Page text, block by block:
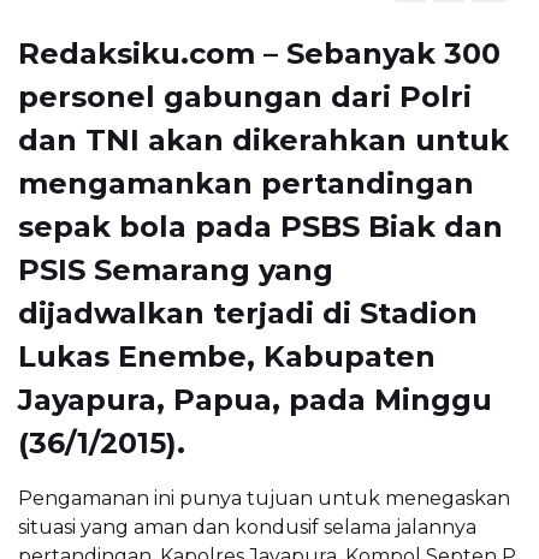
Redaksiku.com – Sebanyak 300
personel gabungan dari Polri
dan TNI akan dikerahkan untuk
mengamankan pertandingan
sepak bola pada PSBS Biak dan
PSIS Semarang yang
dijadwalkan terjadi di Stadion
Lukas Enembe, Kabupaten
Jayapura, Papua, pada Minggu
(36/1/2015).
Pengamanan ini punya tujuan untuk menegaskan
situasi yang aman dan kondusif selama jalannya